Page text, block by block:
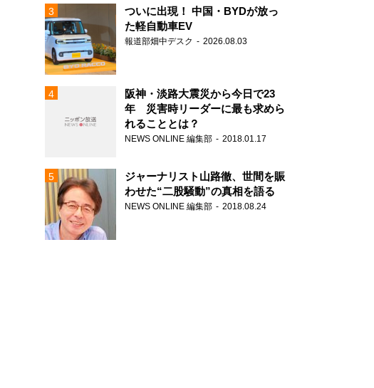
ついに出現！ 中国・BYDが放っ
た軽自動車EV
報道部畑中デスク 2026.08.03
阪神・淡路大震災から今日で23
年 災害時リーダーに最も求めら
れることとは？
NEWS ONLINE 編集部 2018.01.17
ジャーナリスト山路徹、世間を賑
わせた“二股騒動”の真相を語る
NEWS ONLINE 編集部 2018.08.24